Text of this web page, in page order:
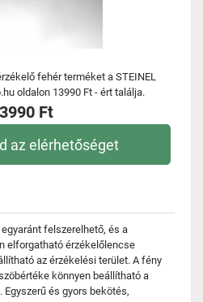
fehér terméket a STEINEL
oldalon 13990 Ft - ért találja.
Ft
az elérhetőséget
felszerelhető, és a
elforgatható érzékelőlencse
az érzékelési terület. A fény
könnyen beállítható a
és gyors bekötés,